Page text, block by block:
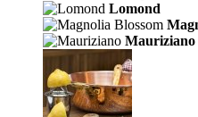
Lomond
Mauriziano